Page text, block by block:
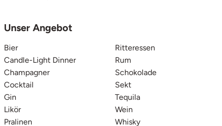
Unser Angebot
Bier
Candle-Light Dinner
Champagner
Cocktail
Gin
Likör
Pralinen
Ritteressen
Rum
Schokolade
Sekt
Tequila
Wein
Whisky
Vorpommern-Rügen
Weimar
Wertach
Wesel